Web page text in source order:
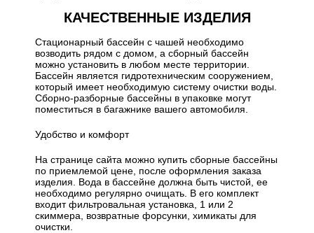
КАЧЕСТВЕННЫЕ ИЗДЕЛИЯ
Стационарный бассейн с чашей необходимо
возводить рядом с домом, а сборный бассейн
можно установить в любом месте территории.
Бассейн является гидротехническим сооружением,
который имеет необходимую систему очистки воды.
Сборно-разборные бассейны в упаковке могут
поместиться в багажнике вашего автомобиля.
Удобство и комфорт
На странице сайта можно купить сборные бассейны
по приемлемой цене, после оформления заказа
изделия. Вода в бассейне должна быть чистой, ее
необходимо регулярно очищать. В его комплект
входит фильтровальная установка, 1 или 2
скиммера, возвратные форсунки, химикаты для
очистки.